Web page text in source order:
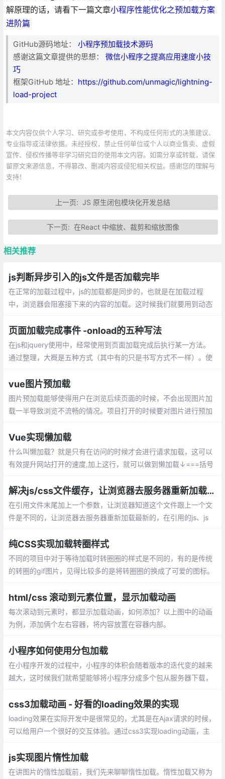
解原理的话，请看下一篇文章小程序性能优化之预加载方案
进阶篇
GitHub源码地址： 小程序预加载技术源码
感谢这篇文章提供的思想： 微信小程序之提高应用速度小技
巧
框架GitHub 地址： https://github.com/unmagic/lightning-
load-project
本文内容仅供个人学习、研究或参考使用，不构成任何形式的决策建议、
专业指导或法律依据。未经授权，禁止任何单位或个人以商业售卖、虚假
宣传、侵权传播等非学习研究目的使用本文内容。如需分享或转载，请保
留原文来源信息，不得篡改、删减内容或侵犯相关权益。感谢您的理解与
支持！
上一页:JS 原生闭包模块化开发总结
下一页: 在React 中缩放、裁剪和缩放图像
相关推荐
js判断异步引入的js文件是否加载完毕
在正常的加载过程中，js的加载都是同步的，也就是在加载过程
中，浏览器会阻塞接下来的内容的加载。这时候我们就要用到动态
s文件里的东西
页面加载完成事件 -onload的五种写法
在js和jquery使用中，经常使用到页面加载完成后执行某一方法。
通过整理，大概是五种方式（其中有的只是书写方式不一样）。使
vue图片预加载
图片预加载能够使得用户在浏览后续页面的时候，不会出现图片加
载一半导致浏览不流畅的情况。项目打开的时候要对图片进行预加
Vue实现懒加载
什么叫懒加载？就是只有在访问的时候才会进行请求加载，这可以
有效提升网站打开的速度,加上这行，就可以做到懒加载↓===括号
解决js/css文件缓存，让浏览器去服务器重新加载最新js/css
在引用文件末尾加上一个参数，让浏览器知道这个文件跟上一个文
件是不同的，让浏览器去服务器重新加载最新的，在引用的js、js
纯CSS实现加载转圈样式
不同的项目中对于等待加载时转圈圈的样式是不同的，有的是传统
的转圈的gif图片，见得比较多的是将转圈圈的换成了可爱的图标。
要用CSS做一个。
html/css 滚动到元素位置，显示加载动画
每次滚动到元素时，都显示加载动画，如何添加？以上图中的动画
为例，添加俩个左右容器，将内容放置在容器内部。
小程序如何使用分包加载
在小程序开发的过程中，小程序的体积会随着版本的迭代变的越来
越大，这时候我们就希望能够将小程序分成多个包从服务器下载，
css3加载动画 - 好看的loading效果的实现
loading效果在实际开发中是很常见的，尤其是在Ajax请求的时候，
可以给用户一个很好的交互体验。通过css3实现loading动画，主
js实现图片惰性加载
在讲图片的惰性加载前，我们先来聊聊惰性